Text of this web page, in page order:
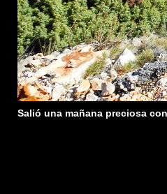
Salió una mañana preciosa